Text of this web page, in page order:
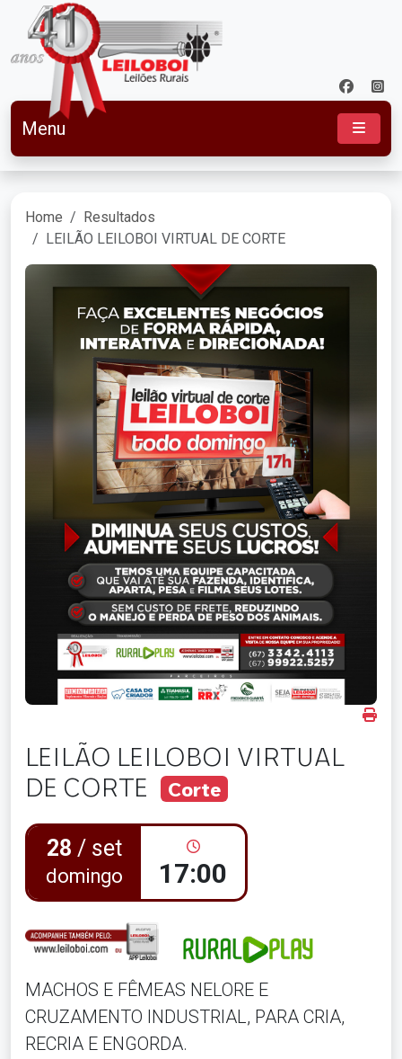
Menu
Home
Resultados
LEILÃO LEILOBOI VIRTUAL DE CORTE
LEILÃO LEILOBOI VIRTUAL
DE CORTE
Corte
28 / set
domingo 17:00
MACHOS E FÊMEAS NELORE E
CRUZAMENTO INDUSTRIAL, PARA CRIA,
RECRIA E ENGORDA.